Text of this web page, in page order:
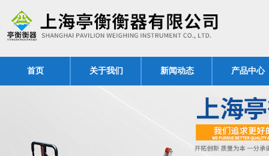
首页 关于我们 新闻动态 产品中心